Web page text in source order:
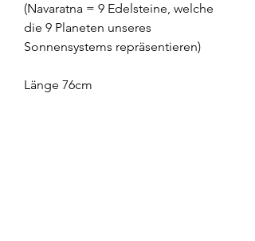
(Navaratna = 9 Edelsteine, welche
die 9 Planeten unseres
Sonnensystems repräsentieren)
Länge 76cm